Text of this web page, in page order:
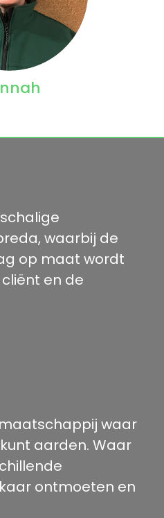
waarbij de
op maat wordt
en de
waar
aarden. Waar
ontmoeten en